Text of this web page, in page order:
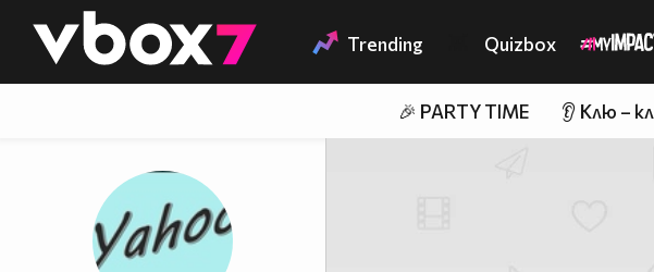
👾 Trending Quizbox
🎉 PARTY TIME 👂 Клю –